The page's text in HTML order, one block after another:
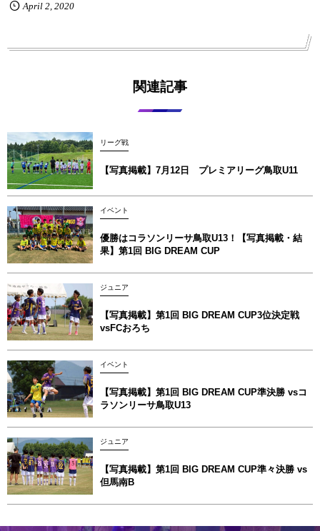
April 2, 2020
関連記事
リーグ戦
【写真掲載】7月12日 プレミアリーグ鳥取U11
イベント
優勝はコラソンリーサ鳥取U13！【写真掲載‪‪‪︎︎・結
果】第1回 BIG DREAM CUP
ジュニア
【写真掲載】第1回 BIG DREAM CUP3位決定戦
vsFCおろち
イベント
【写真掲載】第1回 BIG DREAM CUP準決勝 vsコ
ラソンリーサ鳥取U13
ジュニア
【写真掲載】第1回 BIG DREAM CUP準々決勝 vs
但馬南B